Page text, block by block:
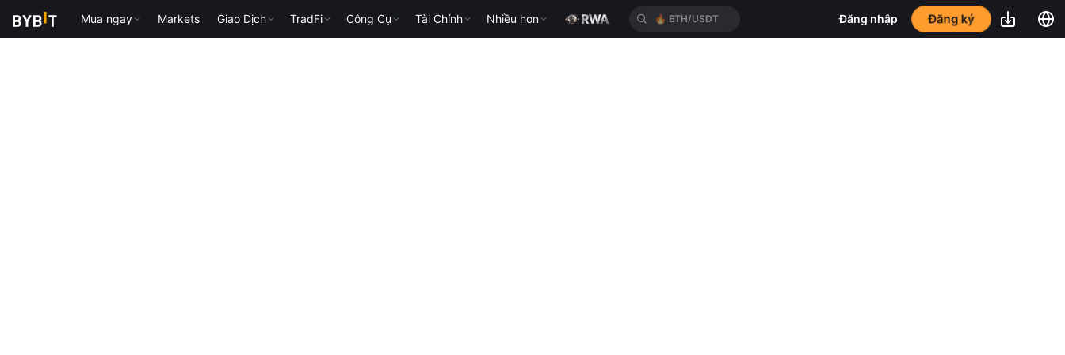
Mua ngay Markets Giao Dịch TradFi Công Cụ Tài Chính Nhiều hơn 🔥 ETH/USDT Đăng nhập Đăng ký